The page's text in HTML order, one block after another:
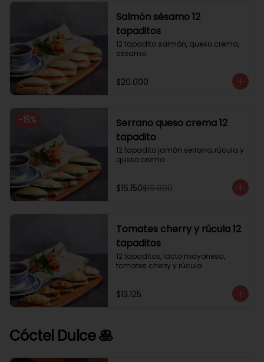
Salmón sésamo 12
tapaditos
12 tapadito salmón, queso crema,
sésamo
$20.000
-15%
Serrano queso crema 12
tapadito
12 tapadito jamón serrano, rúcula y
queso crema
$16.150$19.000
Tomates cherry y rúcula 12
tapaditos
12 tapaditos, lacto mayonesa,
tomates cherry y rúcula.
$13.125
Cóctel Dulce 🥞